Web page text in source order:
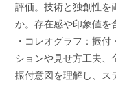
評価。技術と独創性を
か。存在感や印象値を
・コレオグラフ：振
ションや見せ方工夫、
振付意図を理解し、ス